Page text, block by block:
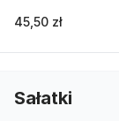
45,50 zł
Sałatki